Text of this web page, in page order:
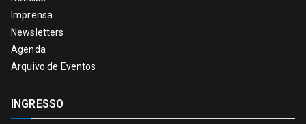
Imprensa
Newsletters
Agenda
Arquivo de Eventos
INGRESSO